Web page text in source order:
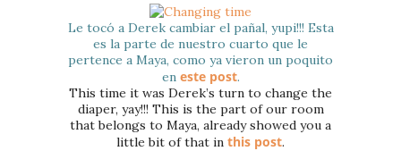
Le tocó a Derek cambiar el pañal, yupi!!! Esta
es la parte de nuestro cuarto que le
pertence a Maya, como ya vieron un poquito
en este post.
This time it was Derek’s turn to change the
diaper, yay!!! This is the part of our room
that belongs to Maya, already showed you a
little bit of that in this post.